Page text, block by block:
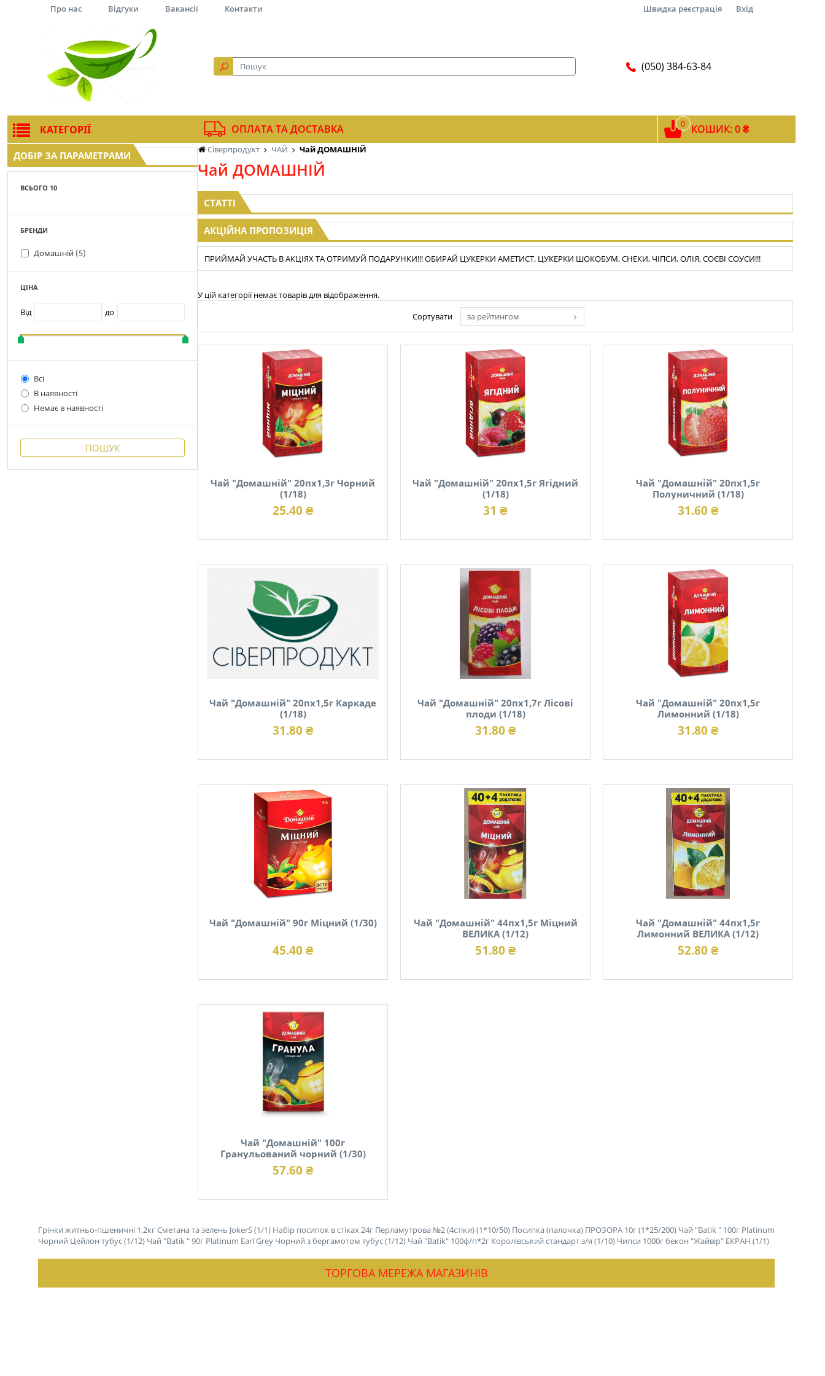
ДОБІР ЗА ПАРАМЕТРАМИ
ВСЬОГО 10
БРЕНДИ
Домашній (5)
ЦІНА
Від до
Всі
В наявності
Немає в наявності
Сіверпродукт ЧАЙ Чай ДОМАШНІЙ
Чай ДОМАШНІЙ
СТАТТІ
АКЦІЙНА ПРОПОЗИЦІЯ
ПРИЙМАЙ УЧАСТЬ В АКЦІЯХ ТА ОТРИМУЙ ПОДАРУНКИ!!! ОБИРАЙ ЦУКЕРКИ АМЕТИСТ, ЦУКЕРКИ ШОКОБУМ, СНЕКИ, ЧІПСИ, ОЛІЯ, СОЄВІ СОУСИ!!!
У цій категорії немає товарів для відображення.
Сортувати
за рейтингом
Чай "Домашній" 20пх1,3г Чорний
(1/18)
25.40 ₴
Чай "Домашній" 20пх1,5г Ягідний
(1/18)
31 ₴
Чай "Домашній" 20пх1,5г
Полуничний (1/18)
31.60 ₴
Чай "Домашній" 20пх1,5г Каркаде
(1/18)
31.80 ₴
Чай "Домашній" 20пх1,7г Лісові
плоди (1/18)
31.80 ₴
Чай "Домашній" 20пх1,5г
Лимонний (1/18)
31.80 ₴
Чай "Домашній" 90г Міцний (1/30)
45.40 ₴
Чай "Домашній" 44пх1,5г Міцний
ВЕЛИКА (1/12)
51.80 ₴
Чай "Домашній" 44пх1,5г
Лимонний ВЕЛИКА (1/12)
52.80 ₴
Чай "Домашній" 100г
Гранульований чорний (1/30)
57.60 ₴
Грінки житньо-пшеничні 1,2кг Сметана та зелень JokerS (1/1) Набір посипок в стіках 24г Перламутрова №2 (4стіки) (1*10/50) Посипка (палочка) ПРОЗОРА 10г (1*25/200) Чай "Batik " 100г Platinum
Чорний Цейлон тубус (1/12) Чай "Batik " 90г Platinum Earl Grey Чорний з бергамотом тубус (1/12) Чай "Batik" 100ф/п*2г Королівський стандарт з/я (1/10) Чипси 1000г бекон "Жайвір" ЕКРАН (1/1)
Про нас Відгуки Вакансії Контакти Швидка реєстрація Вхід
(050) 384-63-84
КАТЕГОРІЇ ОПЛАТА ТА ДОСТАВКА 0 КОШИК: 0 ₴
ТОРГОВА МЕРЕЖА МАГАЗИНІВ